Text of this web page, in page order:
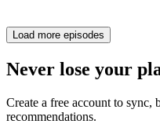
Load more episodes
Never lose your
Create a free account to sync,
recommendations.